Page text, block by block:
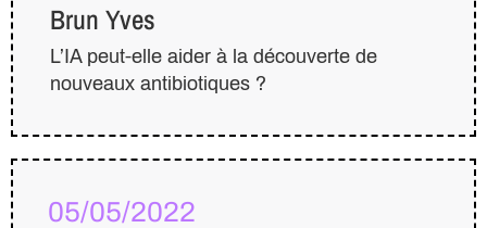
Brun Yves
L’IA peut-elle aider à la découverte de
nouveaux antibiotiques ?
05/05/2022